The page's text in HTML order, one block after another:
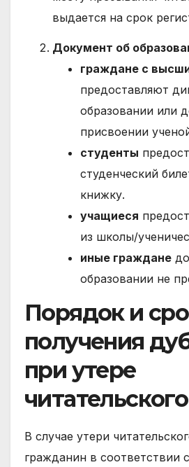
выдается на срок
Документ об
граждане с
предоставляют
образовании или
присвоении
студенты
студенческий
книжку.
учащиеся
из школы/
иные граждане
образовании не
Порядок и
получения
при утере
В случае утери
гражданин в соответствии